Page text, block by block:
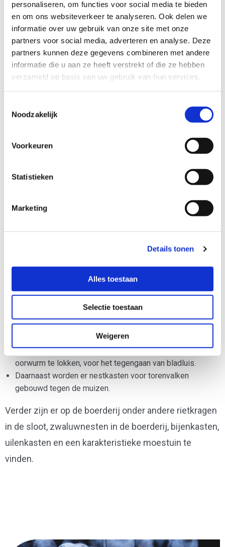
personaliseren, om functies voor social media te bieden
en om ons websiteverkeer te analyseren. Ook delen we
informatie over uw gebruik van onze site met onze
partners voor social media, adverteren en analyse. Deze
partners kunnen deze gegevens combineren met andere
informatie die u aan ze heeft verstrekt of die ze hebben
verzameld op basis van uw gebruik van hun services.
Noodzakelijk
Voorkeuren
Statistieken
Marketing
Details tonen
Alles toestaan
Selectie toestaan
Weigeren
Milieubewust
In de boomgaard van Nieuw Slagmaat wordt gewerkt
volgens de principes van Milieukeur. Er wordt niet
preventief gestrooid met gif, maar er worden
‘natuurlijke vijanden’ ingezet om het fruit te
beschermen:
Roofmijt wordt ingezet om roestmijt en spint te bestrijden.
Bloempotjes en zakjes stro worden ingezet om de
oorwurm te lokken, voor het tegengaan van bladluis.
Daarnaast worden er nestkasten voor torenvalken
gebouwd tegen de muizen.
Verder zijn er op de boerderij onder andere rietkragen
in de sloot, zwaluwnesten in de boerderij, bijenkasten,
uilenkasten en een karakteristieke moestuin te
vinden.